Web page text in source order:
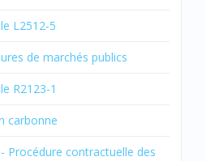
L2512-5
de marchés publics
R2123-1
carbonne
Procédure contractuelle des